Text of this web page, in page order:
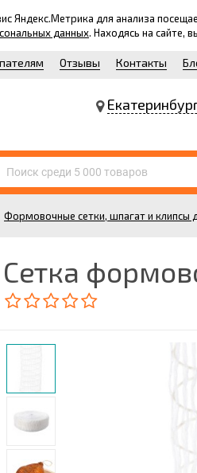
Яндекс.Метрика для анализа
данных. Находясь на сайте,
Отзывы Контакты
Формовочные сетки, шпагат и клипсы
Сетка